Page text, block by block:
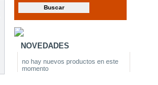
NOVEDADES
no hay nuevos productos en este
momento